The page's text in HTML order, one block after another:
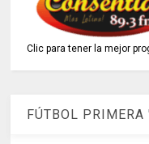
Clic para tener la mejor
FÚTBOL PRIMERA